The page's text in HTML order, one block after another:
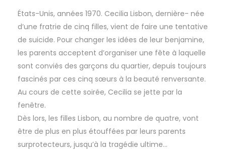
États-Unis, années 1970. Cecilia Lisbon, dernière- née
d’une fratrie de cinq filles, vient de faire une tentative
de suicide. Pour changer les idées de leur benjamine,
les parents acceptent d’organiser une fête à laquelle
sont conviés des garçons du quartier, depuis toujours
fascinés par ces cinq sœurs à la beauté renversante.
Au cours de cette soirée, Cecilia se jette par la
fenêtre.
Dès lors, les filles Lisbon, au nombre de quatre, vont
être de plus en plus étouffées par leurs parents
surprotecteurs, jusqu’à la tragédie ultime…